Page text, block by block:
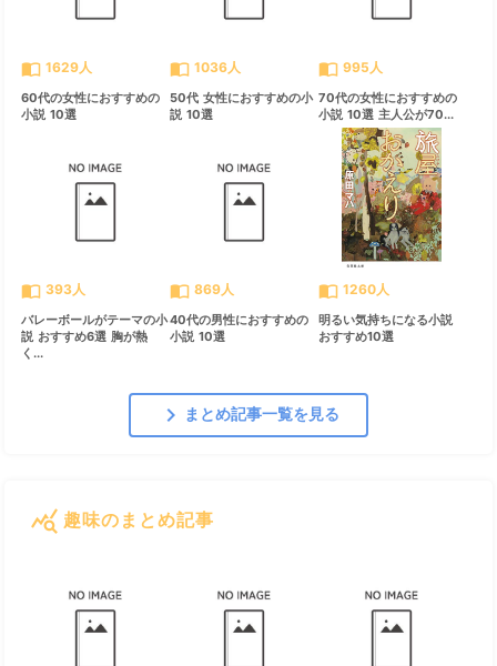
import_contacts 1629人
60代の女性におすすめの
小説 10選
import_contacts 1036人
50代 女性におすすめの小
説 10選
import_contacts 995人
70代の女性におすすめの
小説 10選 主人公が70...
import_contacts 393人
バレーボールがテーマの小
説 おすすめ6選 胸が熱
く...
import_contacts 869人
40代の男性におすすめの
小説 10選
import_contacts 1260人
明るい気持ちになる小説
おすすめ10選
chevron_right まとめ記事一覧を見る
query_stats 趣味のまとめ記事